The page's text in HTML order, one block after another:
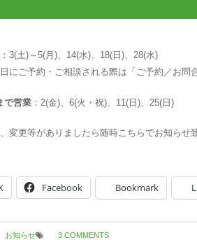
：3(土)～5(月)、14(水)、18(日)、28(水)
にご予約・ご相談される際は「ご予約／お問
で営業 ：2(金)、6(火・祝)、11(日)、25(日)
変更等がありましたら随時こちらでお知らせ
Facebook Bookmark
お知らせ 3 COMMENTS